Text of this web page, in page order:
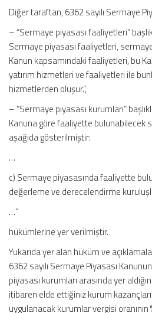
Diğer taraftan, 6362 sayılı Sermaye
– “Sermaye piyasası faaliyetleri”
Sermaye piyasası faaliyetleri,
Kanun kapsamındaki faaliyetleri, bu
yatırım hizmetleri ve faaliyetleri ile
hizmetlerden oluşur.”,
– “Sermaye piyasası kurumları”
Kanuna göre faaliyette bulunabilecek
aşağıda gösterilmiştir:
…
c) Sermaye piyasasında faaliyette
değerleme ve derecelendirme
…”
hükümlerine yer verilmiştir.
Yukarıda yer alan hüküm ve
6362 sayılı Sermaye Piyasası
piyasası kurumları arasında yer
itibaren elde ettiğiniz kurum
uygulanacak kurumlar vergisi oranının